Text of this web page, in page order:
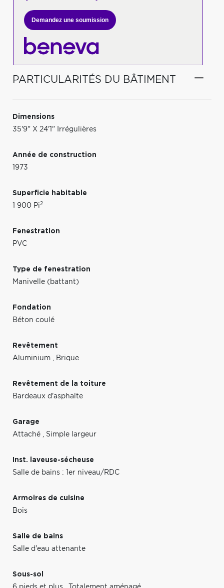
Demandez une soumission
PARTICULARITÉS DU BÂTIMENT
Dimensions
35'9" X 24'1" Irrégulières
Année de construction
1973
Superficie habitable
1 900 Pi2
Fenestration
PVC
Type de fenestration
Manivelle (battant)
Fondation
Béton coulé
Revêtement
Aluminium , Brique
Revêtement de la toiture
Bardeaux d'asphalte
Garage
Attaché , Simple largeur
Inst. laveuse-sécheuse
Salle de bains : 1er niveau/RDC
Armoires de cuisine
Bois
Salle de bains
Salle d'eau attenante
Sous-sol